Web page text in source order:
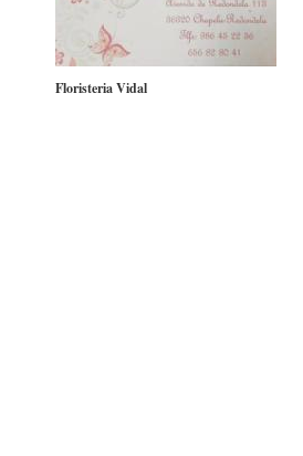
Floristeria Vidal